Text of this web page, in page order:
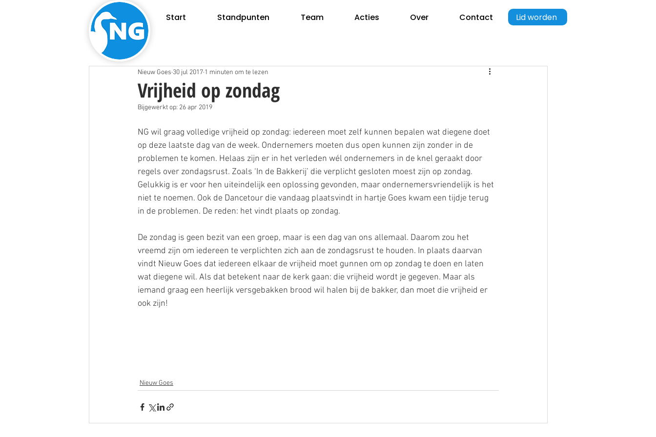
Start Standpunten Team Acties Over Contact Lid worden
Vrijheid op zondag
Nieuw Goes 30 jul 2017 1 minuten om te lezen
Bijgewerkt op: 26 apr 2019
NG wil graag volledige vrijheid op zondag: iedereen moet zelf kunnen bepalen wat diegene doet
op deze laatste dag van de week. Ondernemers moeten dus open kunnen zijn zonder in de
problemen te komen. Helaas zijn er in het verleden wél ondernemers in de knel geraakt door
regels over zondagsrust. Zoals ‘In de Bakkerij’ die verplicht gesloten moest zijn op zondag.
Gelukkig is er voor hen uiteindelijk een oplossing gevonden, maar ondernemersvriendelijk is het
niet te noemen. Ook de Dancetour die vandaag plaatsvindt in hartje Goes kwam een tijdje terug
in de problemen. De reden: het vindt plaats op zondag.
De zondag is geen bezit van een groep, maar is een dag van ons allemaal. Daarom zou het
vreemd zijn om iedereen te verplichten zich aan de zondagsrust te houden. In plaats daarvan
vindt Nieuw Goes dat iedereen elkaar de vrijheid moet gunnen om op zondag te doen en laten
wat diegene wil. Als dat betekent naar de kerk gaan: die vrijheid wordt je gegeven. Maar als
iemand graag een heerlijk versgebakken brood wil halen bij de bakker, dan moet die vrijheid er
ook zijn!
Nieuw Goes